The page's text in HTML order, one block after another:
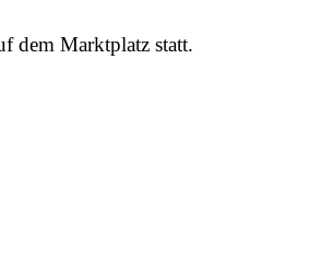
dem Marktplatz statt.